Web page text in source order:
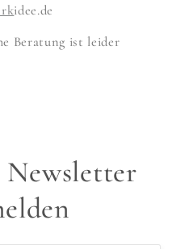
idee.de
Beratung ist leider
Newsletter